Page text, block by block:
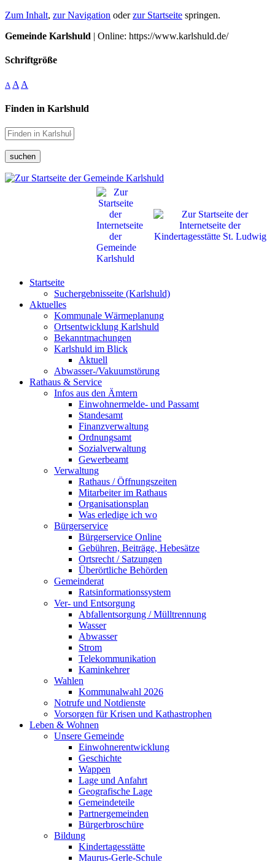
Zum Inhalt, zur Navigation oderzur Startseite springen.
Gemeinde Karlshuld | Online: https://www.karlshuld.de/
Schriftgröße
A A A
Finden in Karlshuld
suchen
Startseite
Suchergebnisseite (Karlshuld)
Aktuelles
Kommunale Wärmeplanung
Ortsentwicklung Karlshuld
Bekanntmachungen
Karlshuld im Blick
Aktuell
Abwasser-/Vakuumstörung
Rathaus & Service
Infos aus den Ämtern
Einwohnermelde- und Passamt
Standesamt
Finanzverwaltung
Ordnungsamt
Sozialverwaltung
Gewerbeamt
Verwaltung
Rathaus / Öffnungszeiten
Mitarbeiter im Rathaus
Organisationsplan
Was erledige ich wo
Bürgerservice
Bürgerservice Online
Gebühren, Beiträge, Hebesätze
Ortsrecht / Satzungen
Überörtliche Behörden
Gemeinderat
Ratsinformationssystem
Ver- und Entsorgung
Abfallentsorgung / Mülltrennung
Wasser
Abwasser
Strom
Telekommunikation
Kaminkehrer
Wahlen
Kommunalwahl 2026
Notrufe und Notdienste
Vorsorgen für Krisen und Kathastrophen
Leben & Wohnen
Unsere Gemeinde
Einwohnerentwicklung
Geschichte
Wappen
Lage und Anfahrt
Geografische Lage
Gemeindeteile
Partnergemeinden
Bürgerbroschüre
Bildung
Kindertagesstätte
Maurus-Gerle-Schule